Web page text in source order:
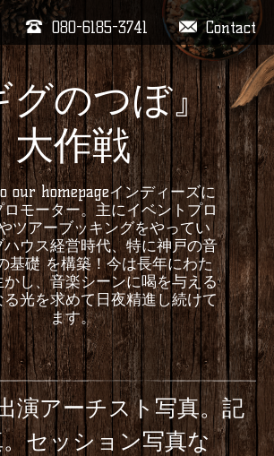
Contact
080-6185-3741
グのつぼ』
大作戦
our homepageインディーズに
ロモーター。主にイベントプロ
ツアーブッキングをやってい
ハウス経営時代、特に神戸の音
基礎 を構築！今は長年にわた
かし、音楽シーンに喝を与える
る光を求めて日夜精進し続けて
ます。
演アーチスト写真。記
セッション写真な